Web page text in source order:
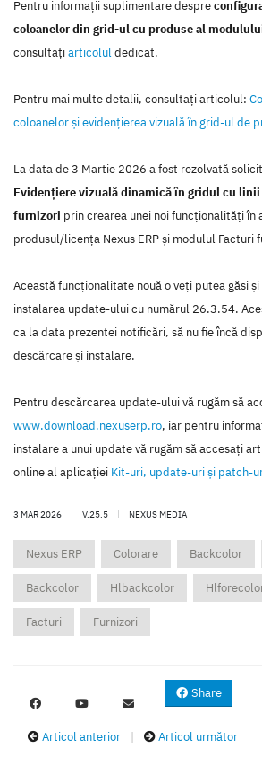
Pentru informații suplimentare despre
coloanelor din grid-ul cu produse al
consultațiarticoluldedicat.
Pentru mai multe detalii, consultaţi articolul:
coloanelor și evidențierea vizuală în grid-ul de
La data de 3 Martie 2026 a fost rezolvată
Evidențiere vizuală dinamică în gridul cu
furnizori prin crearea unei noi funcţionalităţi în
produsul/licenţa Nexus ERP şi modulul Facturi
Această funcţionalitate nouă o veţi putea găsi
instalarea update-ului cu numărul 26.3.54.
ca la data prezentei notificări, să nu fie încă
descărcare şi instalare.
Pentru descărcarea update-ului vă rugăm să
www.download.nexuserp.ro, iar pentru
instalare a unui update vă rugăm să accesaţi
online al aplicaţiei Kit-uri, update-uri şi patch-
3 MAR 2026 | V.25.5 | NEXUS MEDIA
Nexus ERP Colorare Backcolor
Backcolor Hlbackcolor
Facturi Furnizori
Share
Articol anterior | Articol următor